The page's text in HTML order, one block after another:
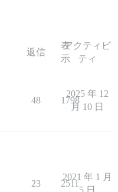
返信
表
示
アクティビ
ティ
48 1798
2025 年 12
月 10 日
23 2511
2021 年 1 月
5 日